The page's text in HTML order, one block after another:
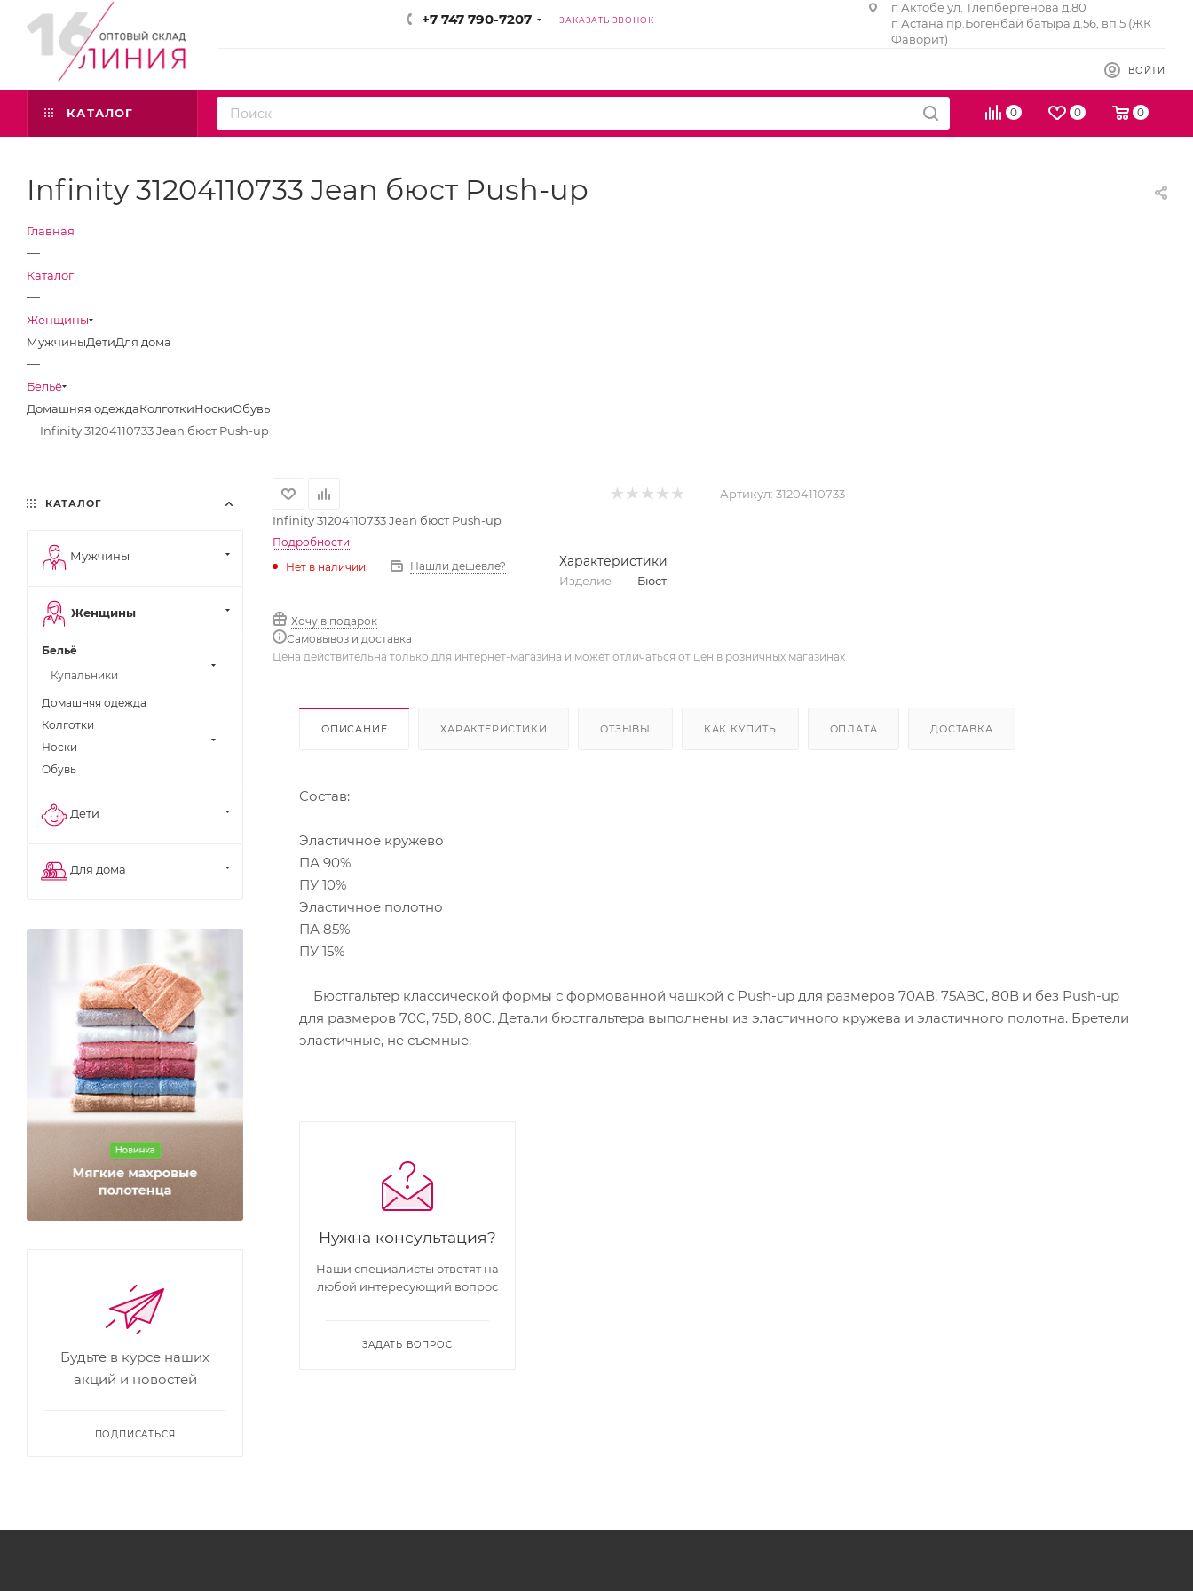
+7 747 790-7207 ЗАКАЗАТЬ ЗВОНОК
г. Актобе ул. Тлепбергенова д.80
г. Астана пр.Богенбай батыра д.56, вп.5 (ЖК
Фаворит)
ВОЙТИ
0 0 0
КАТАЛОГ
Infinity 31204110733 Jean бюст Push-up
Главная
—
Каталог
—
Женщины
МужчиныДетиДля дома
—
Бельё
Домашняя одеждаКолготкиНоскиОбувь
—Infinity 31204110733 Jean бюст Push-up
Артикул: 31204110733
Infinity 31204110733 Jean бюст Push-up
Подробности
Нет в наличии
Нашли дешевле?
Хочу в подарок
Самовывоз и доставка
Характеристики
Изделие — Бюст
Цена действительна только для интернет-магазина и может отличаться от цен в розничных магазинах
ОПИСАНИЕ ХАРАКТЕРИСТИКИ ОТЗЫВЫ КАК КУПИТЬ ОПЛАТА ДОСТАВКА
Состав:
Эластичное кружево
ПА 90%
ПУ 10%
Эластичное полотно
ПА 85%
ПУ 15%
Бюстгальтер классической формы с формованной чашкой с Push-up для размеров 70АВ, 75АВС, 80В и без Push-up
для размеров 70C, 75D, 80C. Детали бюстгальтера выполнены из эластичного кружева и эластичного полотна. Бретели
эластичные, не съемные.
Нужна консультация?
Наши специалисты ответят на
любой интересующий вопрос
ЗАДАТЬ ВОПРОС
КАТАЛОГ
Мужчины
Женщины
Бельё
Купальники
Домашняя одежда
Колготки
Носки
Обувь
Дети
Для дома
Будьте в курсе наших
акций и новостей
ПОДПИСАТЬСЯ